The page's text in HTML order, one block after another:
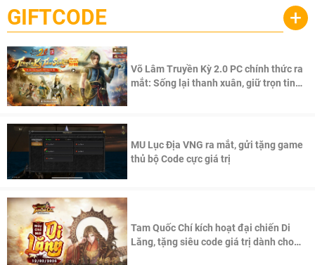
cầu, theo giấy phép chính thức từ công ty game Nhật Bản
Pocketpair, Inc.
GIFTCODE +
Võ Lâm Truyền Kỳ 2.0 PC chính thức ra
mắt: Sống lại thanh xuân, giữ trọn tinh
MU Lục Địa VNG ra mắt, gửi tặng game
thủ bộ Code cực giá trị
Tam Quốc Chí kích hoạt đại chiến Di
Lăng, tặng siêu code giá trị dành cho